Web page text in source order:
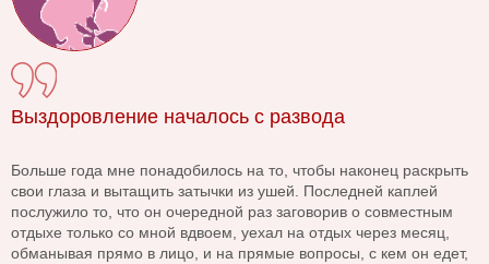
Выздоровление началось с развода
Больше года мне понадобилось на то, чтобы наконец раскрыть
свои глаза и вытащить затычки из ушей. Последней каплей
послужило то, что он очередной раз заговорив о совместным
отдыхе только со мной вдвоем, уехал на отдых через месяц,
обманывая прямо в лицо, и на прямые вопросы, с кем он едет,